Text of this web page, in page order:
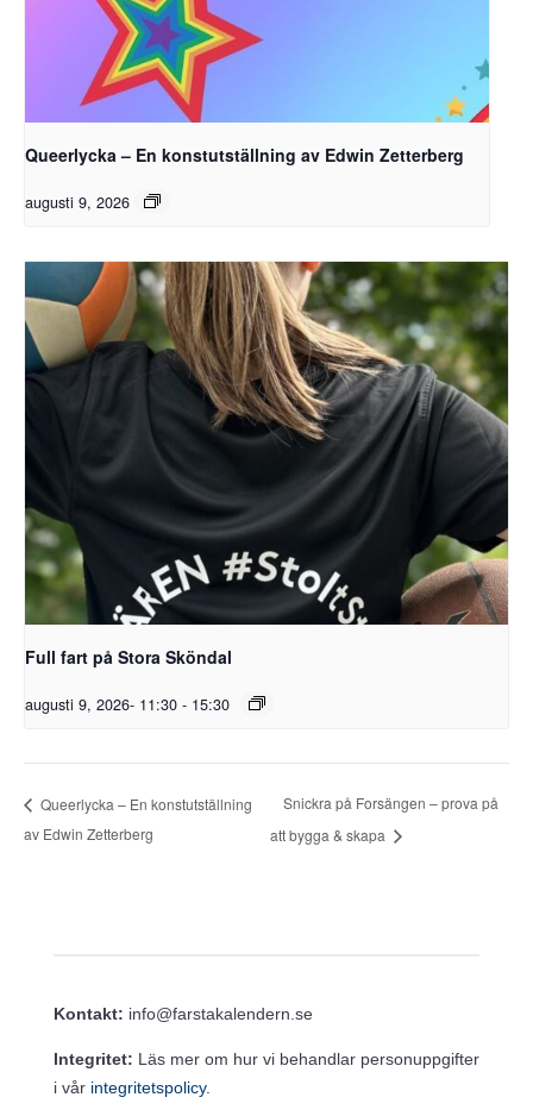
Queerlycka – En konstutställning av Edwin Zetterberg
augusti 9, 2026
Full fart på Stora Sköndal
augusti 9, 2026- 11:30 - 15:30
Queerlycka – En konstutställning
av Edwin Zetterberg
Snickra på Forsängen – prova på
att bygga & skapa
Kontakt: info@farstakalendern.se
Integritet: Läs mer om hur vi behandlar personuppgifter
i vår integritetspolicy.